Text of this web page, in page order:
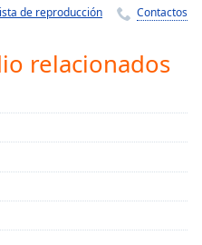
de reproducción Contactos
relacionados